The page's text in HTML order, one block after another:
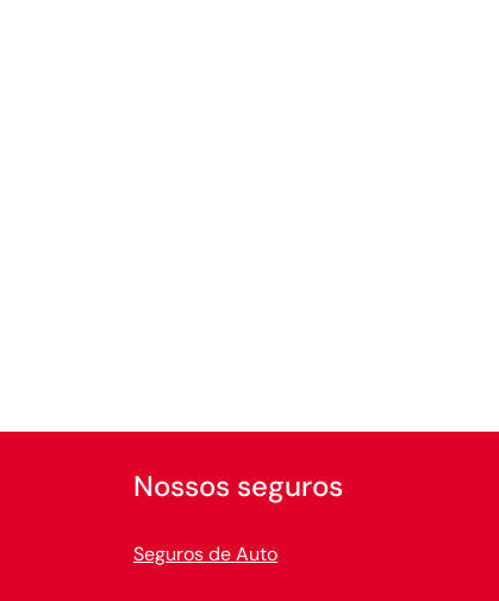
Nossos seguros
Seguros de Auto